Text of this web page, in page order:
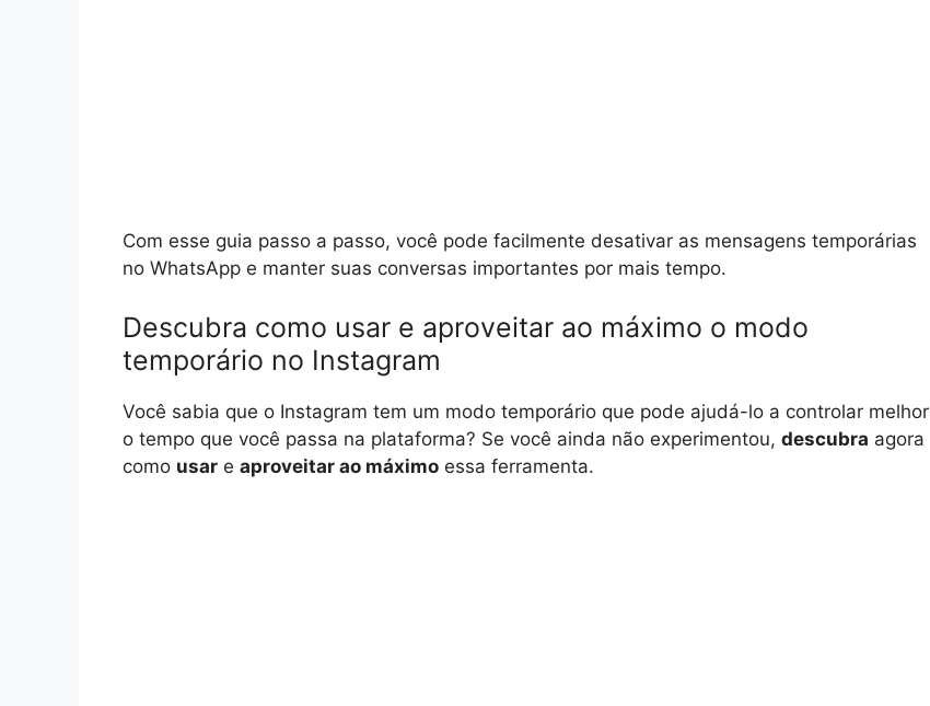
Com esse guia passo a passo, você pode facilmente desativar as mensagens temporárias
no WhatsApp e manter suas conversas importantes por mais tempo.
Descubra como usar e aproveitar ao máximo o modo
temporário no Instagram
Você sabia que o Instagram tem um modo temporário que pode ajudá-lo a controlar melhor
o tempo que você passa na plataforma? Se você ainda não experimentou, descubra agora
como usar e aproveitar ao máximo essa ferramenta.